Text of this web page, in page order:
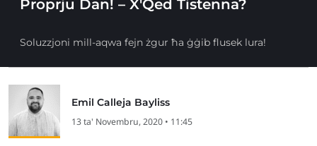
Proprju Dan! – X'Qed Tistenna?
Soluzzjoni mill-aqwa fejn żgur ħa ġġib flusek lura!
Emil Calleja Bayliss
13 ta' Novembru, 2020 • 11:45